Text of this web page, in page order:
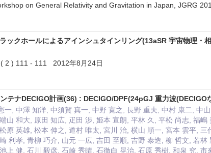
on General Relativity and Gravitation in Japan, JGRG
ックホールによるアインシュタインリング(13aSR 宇宙物理・
( 2 ) 111 - 111 2012年8月24日
テナDECIGO計画(36) : DECIGO/DPF(24pGJ 重力波(DECIGO
一, 中澤 知洋, 中須賀 真一, 中野 寛之, 長野 重夫, 中村 康二, 中
山 和大, 原田 知広, 疋田 渉, 姫本 宣朗, 平林 久, 平松 尚志, 福
原 英雄, 松本 伸之, 道村 唯太, 宮川 治, 横山 順一, 宮本 雲平,
利孝, 青柳 巧介, 山元 一広, 吉田 至順, 吉野 泰造, 柳 哲文, 若
上 健, 石川 毅彦, 石崎 秀晴, 石徹白 晃治, 石原 秀樹, 和泉 究,